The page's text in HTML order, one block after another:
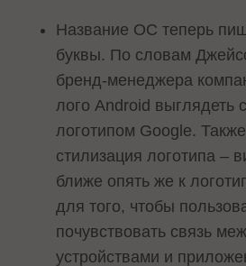
Название ОС теперь
буквы. По словам
бренд-менеджера
лого Android выглядеть
логотипом Google.
стилизация логотипа –
ближе опять же к
для того, чтобы
почувствовать связь
устройствами и